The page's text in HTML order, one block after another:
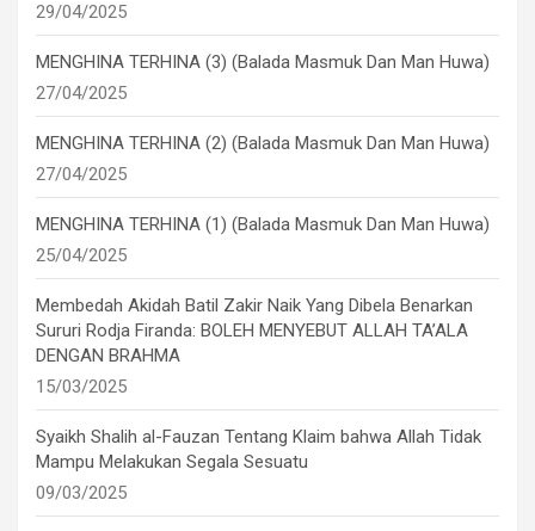
29/04/2025
MENGHINA TERHINA (3) (Balada Masmuk Dan Man Huwa)
27/04/2025
MENGHINA TERHINA (2) (Balada Masmuk Dan Man Huwa)
27/04/2025
MENGHINA TERHINA (1) (Balada Masmuk Dan Man Huwa)
25/04/2025
Membedah Akidah Batil Zakir Naik Yang Dibela Benarkan
Sururi Rodja Firanda: BOLEH MENYEBUT ALLAH TA’ALA
DENGAN BRAHMA
15/03/2025
Syaikh Shalih al-Fauzan Tentang Klaim bahwa Allah Tidak
Mampu Melakukan Segala Sesuatu
09/03/2025